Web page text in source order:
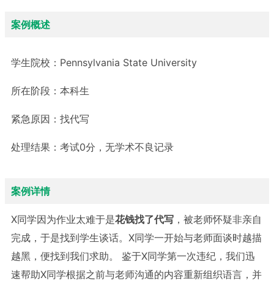
案例概述
学生院校： Pennsylvania State University
所在阶段： 本科生
紧急原因： 找代写
处理结果： 考试0分，无学术不良记录
案例详情
X同学因为作业太难于是花钱找了代写 ，被老师怀疑非亲自
完成，于是找到学生谈话。X同学一开始与老师面谈时越描
越黑，便找到我们求助。
鉴于X同学第一次违纪，我们迅
速帮助X同学根据之前与老师沟通的内容重新组织语言，并